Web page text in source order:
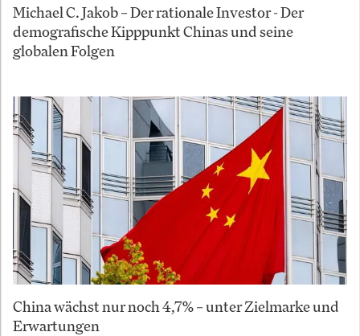
Michael C. Jakob – Der rationale Investor - Der
demografische Kipppunkt Chinas und seine
globalen Folgen
China wächst nur noch 4,7% – unter Zielmarke und
Erwartungen